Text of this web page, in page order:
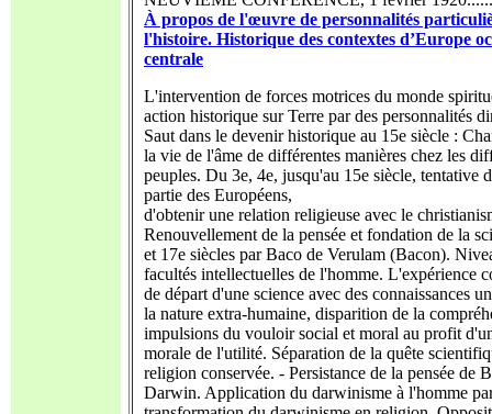
À propos de l'œuvre de personnalités
l'histoire. Historique des contextes d’Europe
centrale
L'intervention de forces motrices du monde
action historique sur Terre par des personnalités
Saut dans le devenir historique au 15e siècle :
la vie de l'âme de différentes manières chez les
peuples. Du 3e, 4e, jusqu'au 15e siècle, tentative
partie des Européens,
d'obtenir une relation religieuse avec le
Renouvellement de la pensée et fondation de la
et 17e siècles par Baco de Verulam (Bacon).
facultés intellectuelles de l'homme. L'expérience
de départ d'une science avec des connaissances
la nature extra-humaine, disparition de la
impulsions du vouloir social et moral au profit
morale de l'utilité. Séparation de la quête
religion conservée. - Persistance de la pensée de
Darwin. Application du darwinisme à l'homme